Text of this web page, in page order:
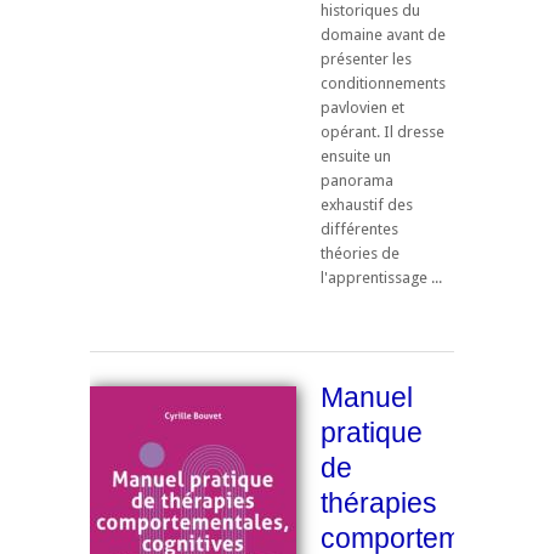
historiques du
domaine avant de
présenter les
conditionnements
pavlovien et
opérant. Il dresse
ensuite un
panorama
exhaustif des
différentes
théories de
l'apprentissage ...
Manuel
pratique
de
thérapies